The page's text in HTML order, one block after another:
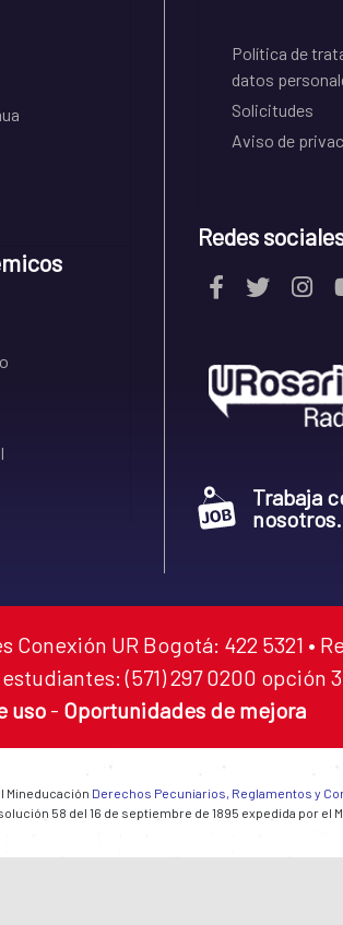
Política de
datos
Solicitudes
Aviso de
Redes
Trabaja
nosotros.
Conexión UR Bogotá: 422 5321 •
(571) 297 0200 opción
uso - Oportunidades de mejora
Mineducación Derechos Pecuniarios, Reglamentos y
58 del 16 de septiembre de 1895 expedida por el